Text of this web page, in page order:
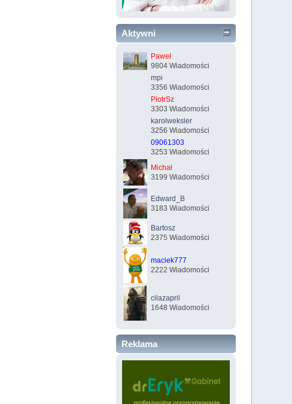
Aktywni
Paweł
9804 Wiadomości
mpi
3356 Wiadomości
PiotrSz
3303 Wiadomości
karolweksler
3256 Wiadomości
09061303
3253 Wiadomości
Michał
3199 Wiadomości
Edward_B
3183 Wiadomości
Bartosz
2375 Wiadomości
maciek777
2222 Wiadomości
cilazapril
1648 Wiadomości
Reklama